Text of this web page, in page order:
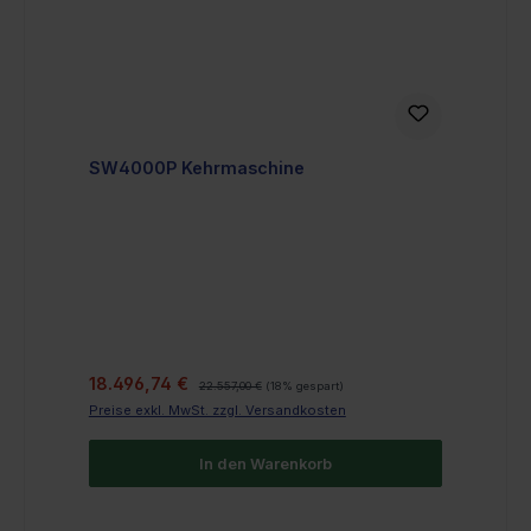
SW4000P Kehrmaschine
Verkaufspreis:
18.496,74 € Regulärer Preis:
22.557,00 € (18% gespart)
Preise exkl. MwSt. zzgl. Versandkosten
In den Warenkorb